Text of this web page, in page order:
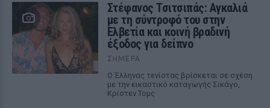
Στέφανος Τσιτσιπάς: Αγκαλιά
με τη σύντροφό του στην
Ελβετία και κοινή βραδινή
έξοδος για δείπνο
ΣΉΜΕΡΑ
Ο Έλληνας τενίστας βρίσκεται σε σχέση
με την εικαστικό καταγωγής Σικάγο,
Κρίστεν Τομς